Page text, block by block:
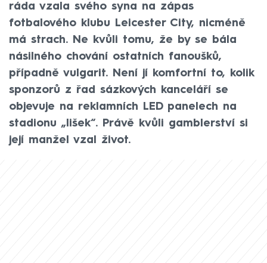
ráda vzala svého syna na zápas
fotbalového klubu Leicester City, nicméně
má strach. Ne kvůli tomu, že by se bála
násilného chování ostatních fanoušků,
případně vulgarit. Není jí komfortní to, kolik
sponzorů z řad sázkových kanceláří se
objevuje na reklamních LED panelech na
stadionu „lišek“. Právě kvůli gamblerství si
její manžel vzal život.